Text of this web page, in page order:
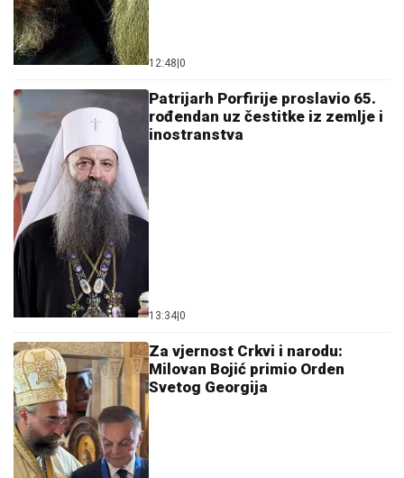
12:48 0
Patrijarh Porfirije proslavio 65.
rođendan uz čestitke iz zemlje i
inostranstva
13:34 0
Za vjernost Crkvi i narodu:
Milovan Bojić primio Orden
Svetog Georgija